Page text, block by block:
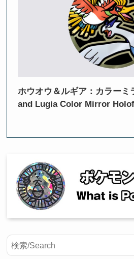
ホウオウ＆ルギア：カラーミ
and Lugia Color Mirror